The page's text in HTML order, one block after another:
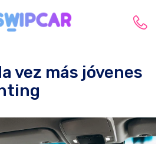
vez más jóvenes